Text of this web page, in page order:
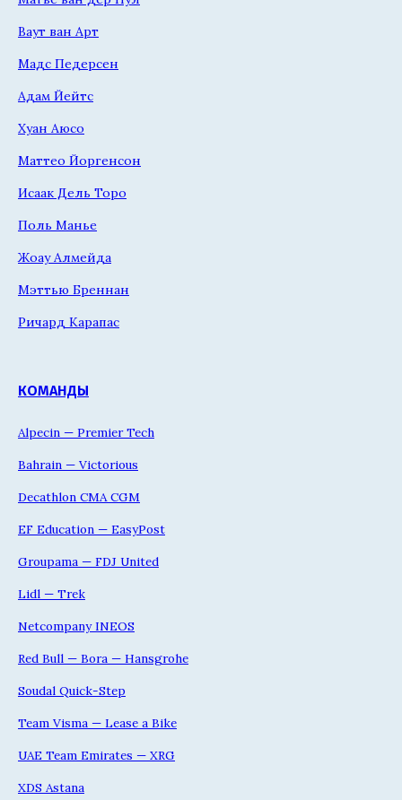
Ваут ван Арт
Мадс Педерсен
Адам Йейтс
Хуан Аюсо
Маттео Йоргенсон
Исаак Дель Торо
Поль Манье
Жоау Алмейда
Мэттью Бреннан
Ричард Карапас
КОМАНДЫ
Alpecin — Premier Tech
Bahrain — Victorious
Decathlon CMA CGM
EF Education — EasyPost
Groupama — FDJ United
Lidl — Trek
Netcompany INEOS
Red Bull — Bora — Hansgrohe
Soudal Quick-Step
Team Visma — Lease a Bike
UAE Team Emirates — XRG
XDS Astana